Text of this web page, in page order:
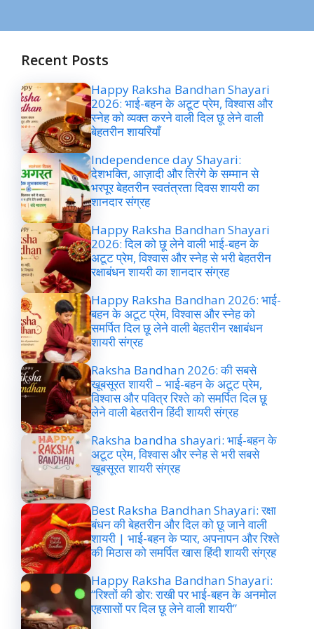
Recent Posts
Happy Raksha Bandhan Shayari
2026: भाई-बहन के अटूट प्रेम, विश्वास और
स्नेह को व्यक्त करने वाली दिल छू लेने वाली
बेहतरीन शायरियाँ
Independence day Shayari:
देशभक्ति, आज़ादी और तिरंगे के सम्मान से
भरपूर बेहतरीन स्वतंत्रता दिवस शायरी का
शानदार संग्रह
Happy Raksha Bandhan Shayari
2026: दिल को छू लेने वाली भाई-बहन के
अटूट प्रेम, विश्वास और स्नेह से भरी बेहतरीन
रक्षाबंधन शायरी का शानदार संग्रह
Happy Raksha Bandhan 2026: भाई-
बहन के अटूट प्रेम, विश्वास और स्नेह को
समर्पित दिल छू लेने वाली बेहतरीन रक्षाबंधन
शायरी संग्रह
Raksha Bandhan 2026: की सबसे
खूबसूरत शायरी – भाई-बहन के अटूट प्रेम,
विश्वास और पवित्र रिश्ते को समर्पित दिल छू
लेने वाली बेहतरीन हिंदी शायरी संग्रह
Raksha bandha shayari: भाई-बहन के
अटूट प्रेम, विश्वास और स्नेह से भरी सबसे
खूबसूरत शायरी संग्रह
Best Raksha Bandhan Shayari: रक्षा
बंधन की बेहतरीन और दिल को छू जाने वाली
शायरी | भाई-बहन के प्यार, अपनापन और रिश्ते
की मिठास को समर्पित खास हिंदी शायरी संग्रह
Happy Raksha Bandhan Shayari:
“रिश्तों की डोर: राखी पर भाई-बहन के अनमोल
एहसासों पर दिल छू लेने वाली शायरी”